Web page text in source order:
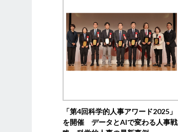
「第4回科学的人事アワード2025」
を開催 データとAIで変わる人事戦